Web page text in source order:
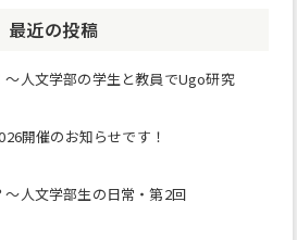
最近の投稿
～人文学部の学生と教員でUgo研究
開催のお知らせです！
人文学部生の日常・第2回